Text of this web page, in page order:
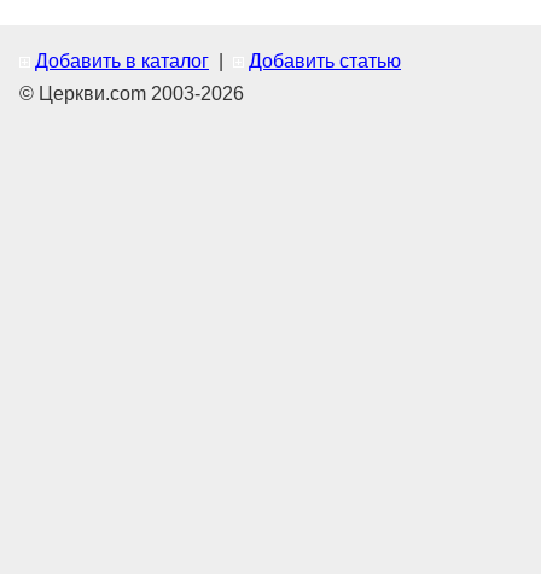
Добавить в каталог
Добавить статью
© Церкви.com 2003-2026